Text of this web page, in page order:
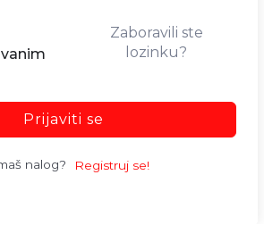
Zaboravili ste
lozinku?
Prijaviti se
nalog? Registruj se!